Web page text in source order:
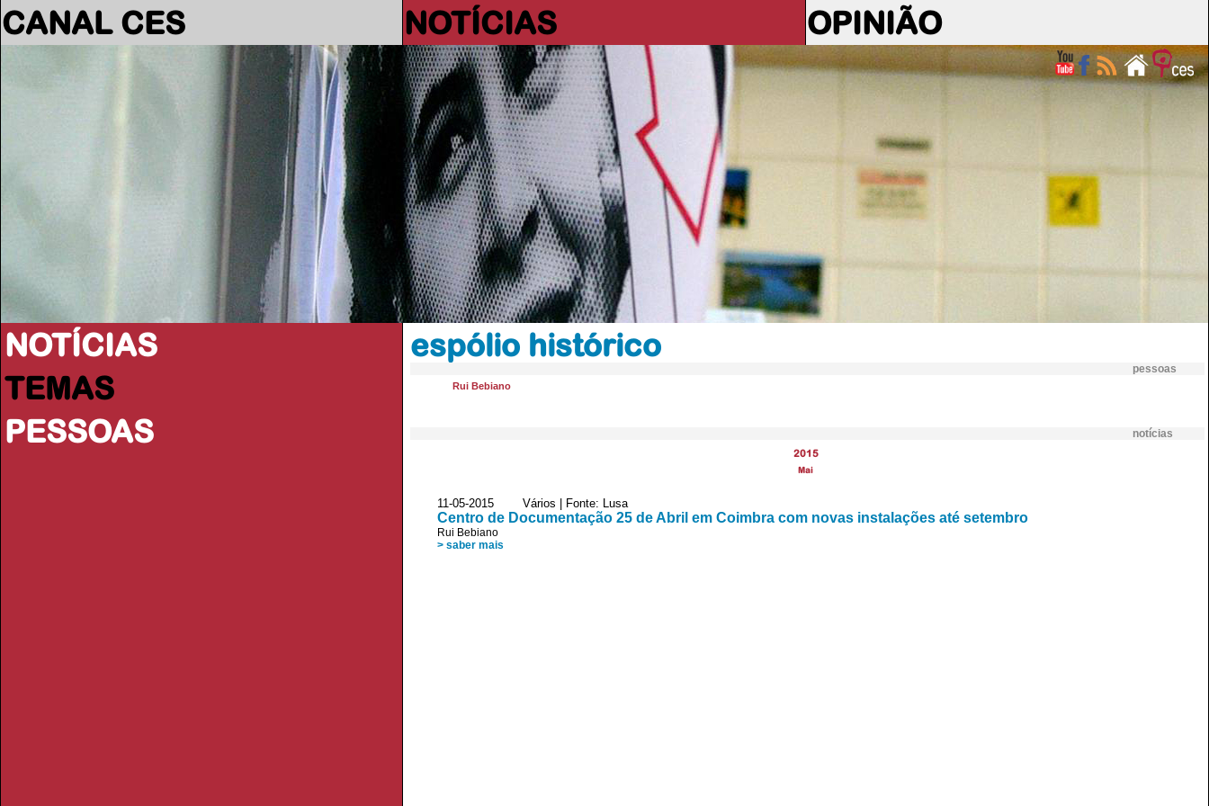
CANAL CES NOTÍCIAS OPINIÃO
NOTÍCIAS
TEMAS
PESSOAS
espólio histórico
pessoas
Rui Bebiano
notícias
2015
Mai
11-05-2015 Vários | Fonte: Lusa
Centro de Documentação 25 de Abril em Coimbra com novas instalações até setembro
Rui Bebiano
> saber mais